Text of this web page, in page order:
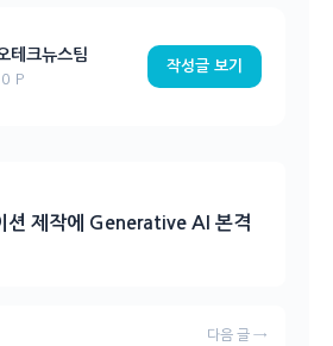
테크뉴스팀
0 P
작성글 보기
션 제작에 Generative AI 본격
다음 글 →